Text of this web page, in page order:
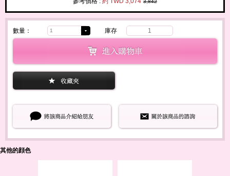
3,842
數量： 庫存 1
其他的顔色